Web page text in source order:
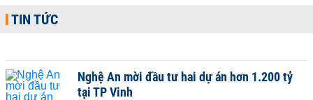
TIN TỨC
Nghệ An mời đầu tư hai dự án hơn 1.200 tỷ
tại TP Vinh